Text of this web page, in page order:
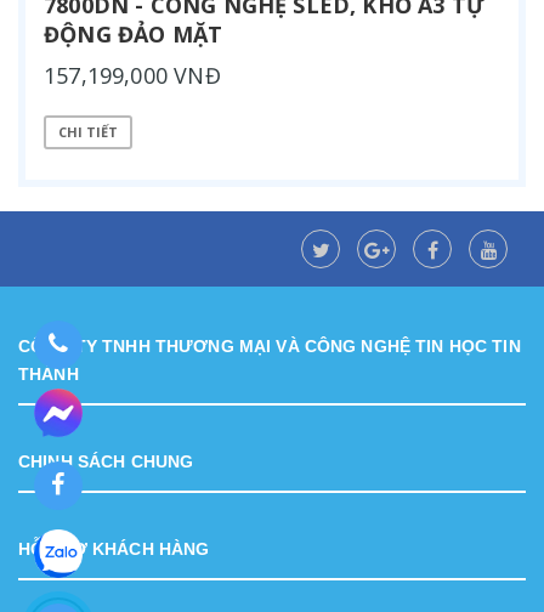
ĐỘNG ĐẢO MẶT
157,199,000 VNĐ
CHI TIẾT
CÔNG TY TNHH THƯƠNG MẠI VÀ CÔNG NGHỆ TIN HỌC TIN
THÀNH
CHINH SÁCH CHUNG
HỖ TRỢ KHÁCH HÀNG